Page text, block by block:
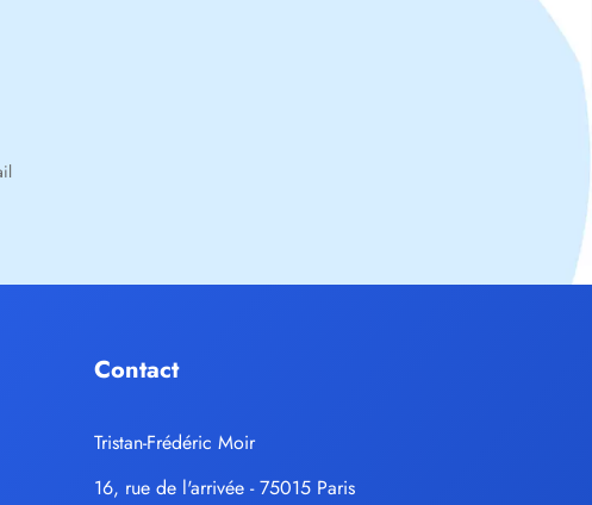
Contact
Tristan-Frédéric Moir
16, rue de l'arrivée - 75015 Paris